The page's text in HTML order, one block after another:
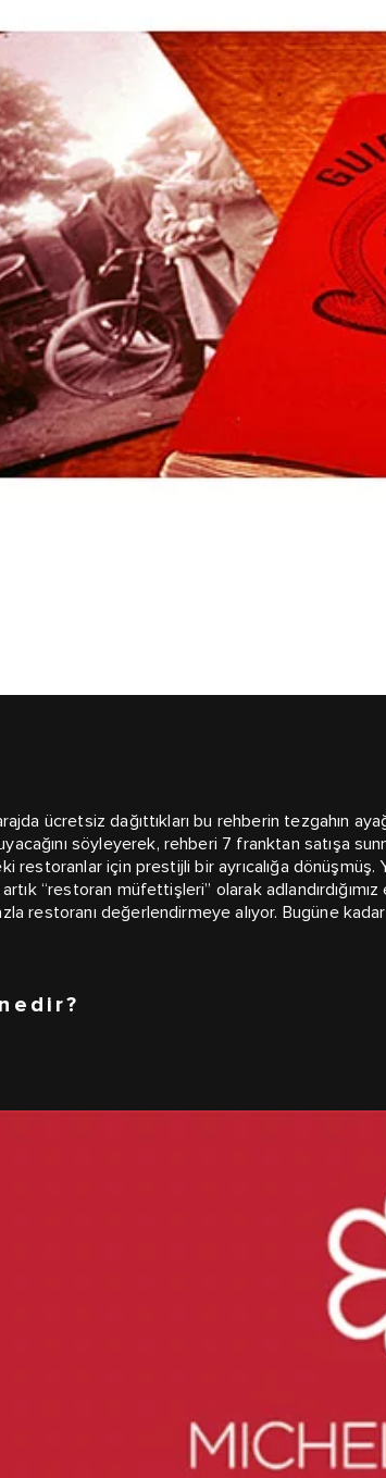
ücretsiz dağıttıkları bu rehberin tezgahın
söyleyerek, rehberi 7 franktan satışa
restoranlar için prestijli bir ayrıcalığa
“restoran müfettişleri” olarak
restoranı değerlendirmeye alıyor. Bugüne